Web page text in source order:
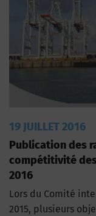
19 JUILLET 2016
Publication des
compétitivité
2016
Lors du Comité
2015, plusieurs